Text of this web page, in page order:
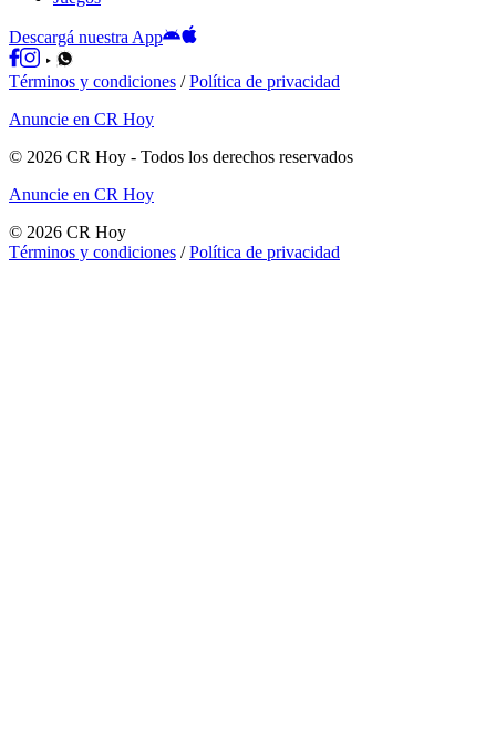
Descargá nuestra App
Términos y condiciones /Política de privacidad
Anuncie en CR Hoy
© 2026 CR Hoy - Todos los derechos reservados
Anuncie en CR Hoy
© 2026 CR Hoy
Términos y condiciones /Política de privacidad